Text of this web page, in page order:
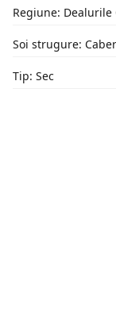
Regiune: Dealurile
Soi strugure:
Tip: Sec